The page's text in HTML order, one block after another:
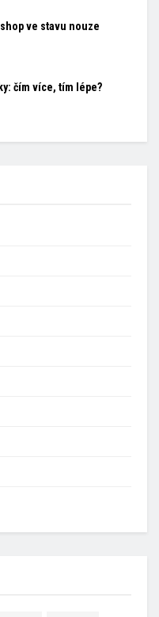
ve stavu nouze
čím více, tím lépe?